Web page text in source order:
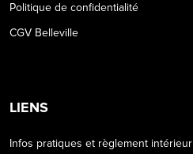
Politique de confidentialité
CGV Belleville
LIENS
Infos pratiques et règlement intérieur